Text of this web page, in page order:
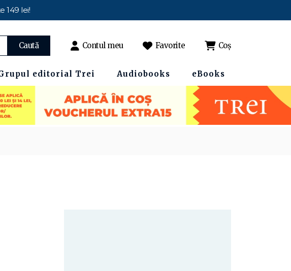
149 lei!
Caută Contul meu Favorite Coș
editorial Trei Audiobooks eBooks